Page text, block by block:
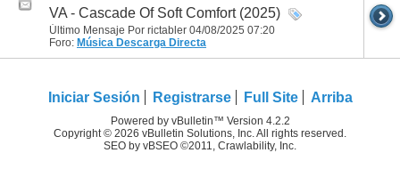
VA - Cascade Of Soft Comfort (2025)
Último Mensaje Por rictabler 04/08/2025 07:20
Foro: Música Descarga Directa
Iniciar Sesión Registrarse Full Site Arriba
Powered by vBulletin™ Version 4.2.2
Copyright © 2026 vBulletin Solutions, Inc. All rights reserved.
SEO by vBSEO ©2011, Crawlability, Inc.